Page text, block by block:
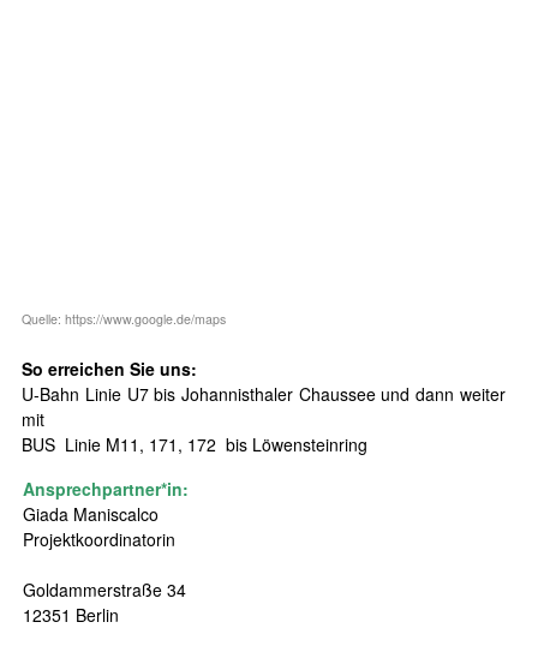
Quelle: https://www.google.de/maps
So erreichen Sie uns:
U-Bahn Linie U7 bis Johannisthaler Chaussee und dann weiter
mit
BUS Linie M11, 171, 172 bis Löwensteinring
Ansprechpartner*in:
Giada Maniscalco
Projektkoordinatorin
Goldammerstraße 34
12351 Berlin